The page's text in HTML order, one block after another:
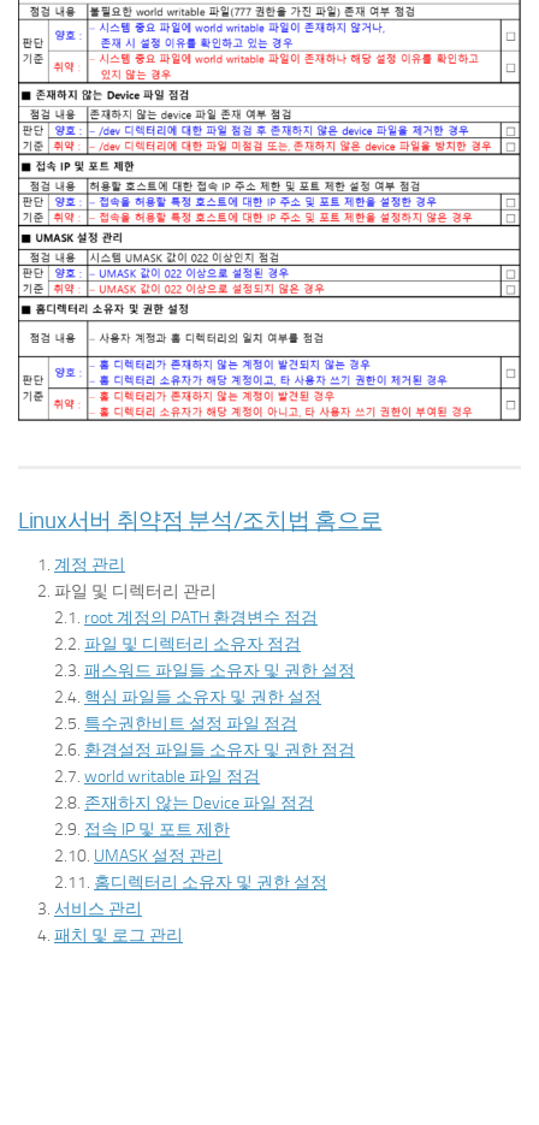
Linux서버 취약점 분석/조치법 홈으로
계정 관리
파일 및 디렉터리 관리
root 계정의 PATH 환경변수 점검
파일 및 디렉터리 소유자 점검
패스워드 파일들 소유자 및 권한 설정
핵심 파일들 소유자 및 권한 설정
특수권한비트 설정 파일 점검
환경설정 파일들 소유자 및 권한 점검
world writable 파일 점검
존재하지 않는 Device 파일 점검
접속 IP 및 포트 제한
UMASK 설정 관리
홈디렉터리 소유자 및 권한 설정
서비스 관리
패치 및 로그 관리